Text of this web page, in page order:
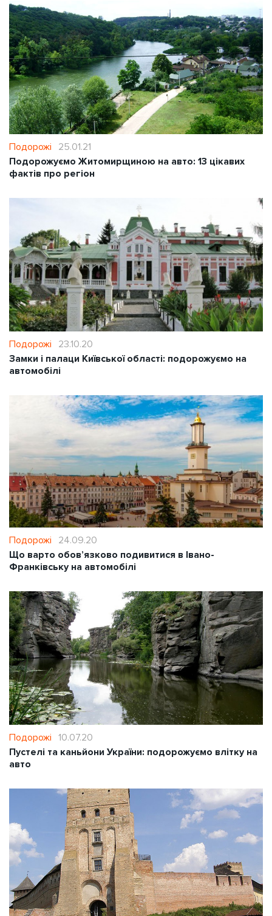
Подорожі
25.01.21
Подорожуємо Житомирщиною на авто: 13 цікавих
фактів про регіон
Подорожі
23.10.20
Замки і палаци Київської області: подорожуємо на
автомобілі
Подорожі
24.09.20
Що варто обов’язково подивитися в Івано-
Франківську на автомобілі
Подорожі 10.07.20
Пустелі та каньйони України: подорожуємо влітку на
авто